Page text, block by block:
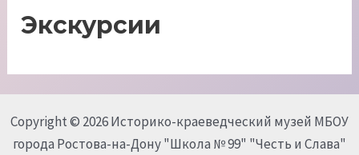
Экскурсии
Copyright © 2026 Историко-краеведческий музей МБОУ
города Ростова-на-Дону "Школа № 99" "Честь и Слава"